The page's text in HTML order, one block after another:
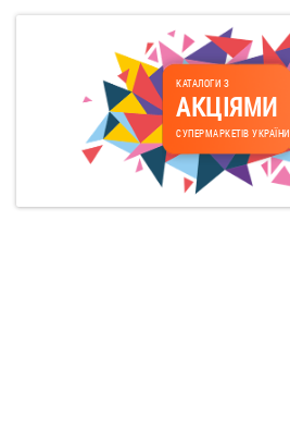
КАТАЛОГИ З
АКЦІЯМИ
СУПЕРМАРКЕТІВ УКРАЇНИ